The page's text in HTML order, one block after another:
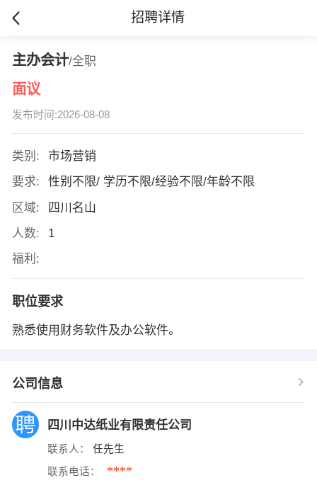
招聘详情
主办会计/全职
面议
发布时间:2026-08-08
类别:
市场营销
要求:
性别不限/ 学历不限/经验不限/年龄不限
区域:
四川名山
人数:
1
福利:
职位要求
熟悉使用财务软件及办公软件。
公司信息
四川中达纸业有限责任公司
联系人： 任先生
联系电话： ****